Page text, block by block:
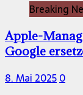
Breaking
Apple-
Google
8. Mai 20250